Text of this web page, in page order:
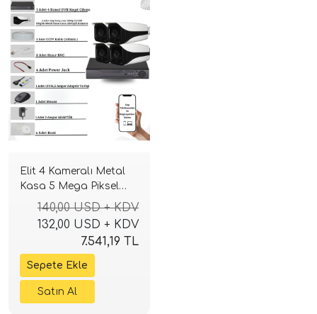
Elit 4 Kameralı Metal
Kasa 5 Mega Piksel
Sony Lensli 4K Ultra
HD Güvenlik Sistemi
140,00 USD + KDV
132,00 USD + KDV
7.541,19 TL